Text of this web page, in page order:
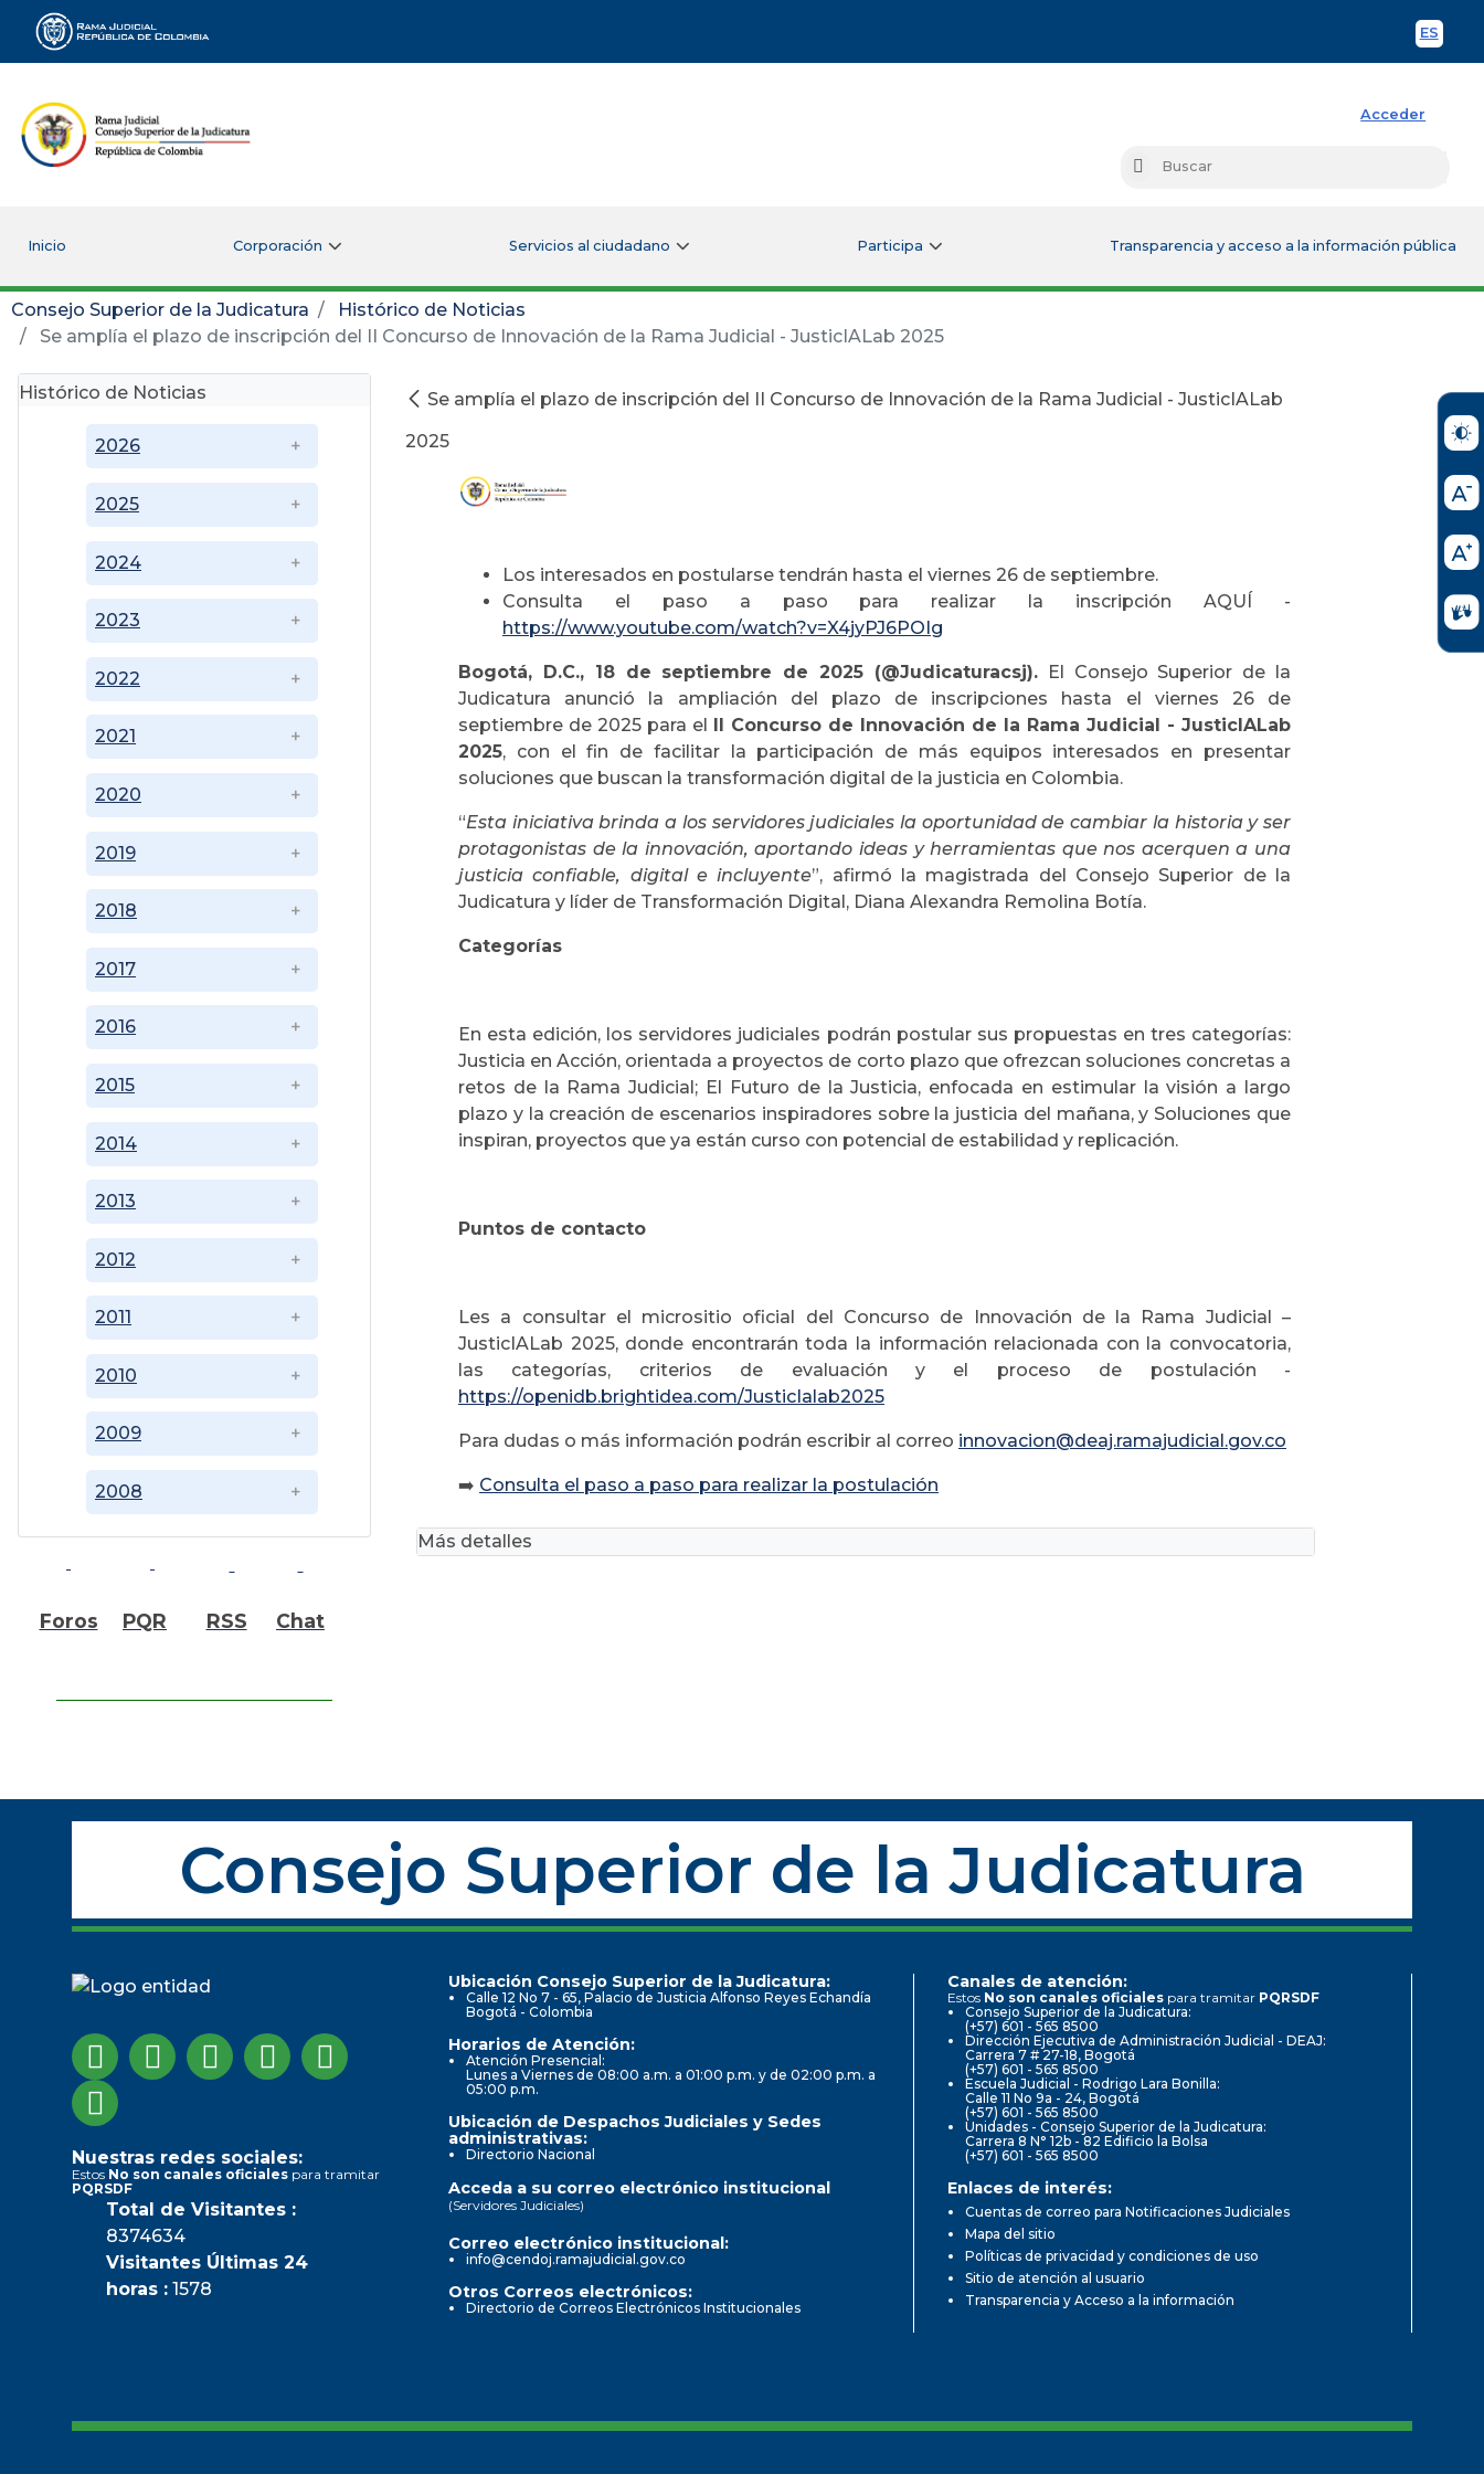
ES
Rama Judicial
Acceder
Buscar
Inicio Corporación Servicios al ciudadano Participa Transparencia y acceso a la información pública
Consejo Superior de la Judicatura
Histórico de Noticias
Se amplía el plazo de inscripción del II Concurso de Innovación de la Rama Judicial - JusticIALab 2025
Histórico de Noticias
2008
2009
2010
2011
2012
2013
2014
2015
2016
2017
2018
2019
2020
2021
2022
2023
2024
2025
2026
Foros PQR RSS Chat
Se amplía el plazo de inscripción del II Concurso de Innovación de la Rama Judicial - JusticIALab
2025
Los interesados en postularse tendrán hasta el viernes 26 de septiembre.
Consulta el paso a paso para realizar la inscripción AQUÍ -
https://www.youtube.com/watch?v=X4jyPJ6POIg
Bogotá, D.C., 18 de septiembre de 2025 (@Judicaturacsj).El Consejo Superior de la
Judicatura anunció la ampliación del plazo de inscripciones hasta el viernes 26 de
septiembre de 2025 para el II Concurso de Innovación de la Rama Judicial - JusticIALab
2025, con el fin de facilitar la participación de más equipos interesados en presentar
soluciones que buscan la transformación digital de la justicia en Colombia.
“Esta iniciativa brinda a los servidores judiciales la oportunidad de cambiar la historia y ser
protagonistas de la innovación, aportando ideas y herramientas que nos acerquen a una
justicia confiable, digital e incluyente”, afirmó la magistrada del Consejo Superior de la
Judicatura y líder de Transformación Digital, Diana Alexandra Remolina Botía.
Categorías
En esta edición, los servidores judiciales podrán postular sus propuestas en tres categorías:
Justicia en Acción, orientada a proyectos de corto plazo que ofrezcan soluciones concretas a
retos de la Rama Judicial; El Futuro de la Justicia, enfocada en estimular la visión a largo
plazo y la creación de escenarios inspiradores sobre la justicia del mañana, y Soluciones que
inspiran, proyectos que ya están curso con potencial de estabilidad y replicación.
Puntos de contacto
Les a consultar el micrositio oficial del Concurso de Innovación de la Rama Judicial –
JusticIALab 2025, donde encontrarán toda la información relacionada con la convocatoria,
las categorías, criterios de evaluación y el proceso de postulación -
https://openidb.brightidea.com/JusticIalab2025
Para dudas o más información podrán escribir al correo innovacion@deaj.ramajudicial.gov.co
➡️ Consulta el paso a paso para realizar la postulación
Más detalles
Consejo Superior de la Judicatura
Nuestras redes sociales:
Estos No son canales oficiales para tramitar
PQRSDF
Total de Visitantes :
8374634
Visitantes Últimas 24
horas : 1578
Ubicación Consejo Superior de la Judicatura:
Calle 12 No 7 - 65, Palacio de Justicia Alfonso Reyes Echandía
Bogotá - Colombia
Horarios de Atención:
Atención Presencial:
Lunes a Viernes de 08:00 a.m. a 01:00 p.m. y de 02:00 p.m. a
05:00 p.m.
Ubicación de Despachos Judiciales y Sedes
administrativas:
Directorio Nacional
Canales de atención:
Estos No son canales oficiales para tramitar PQRSDF
Consejo Superior de la Judicatura:
(+57) 601 - 565 8500
Dirección Ejecutiva de Administración Judicial - DEAJ:
Carrera 7 # 27-18, Bogotá
(+57) 601 - 565 8500
Escuela Judicial - Rodrigo Lara Bonilla:
Calle 11 No 9a - 24, Bogotá
(+57) 601 - 565 8500
Unidades - Consejo Superior de la Judicatura:
Carrera 8 N° 12b - 82 Edificio la Bolsa
(+57) 601 - 565 8500
Acceda a su correo electrónico institucional
(Servidores Judiciales)
Correo electrónico institucional:
info@cendoj.ramajudicial.gov.co
Otros Correos electrónicos:
Directorio de Correos Electrónicos Institucionales
Enlaces de interés:
Cuentas de correo para Notificaciones Judiciales
Mapa del sitio
Políticas de privacidad y condiciones de uso
Sitio de atención al usuario
Transparencia y Acceso a la información